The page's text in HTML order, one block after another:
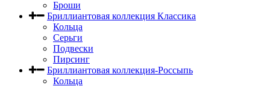
Броши
Бриллиантовая коллекция Классика
Кольца
Серьги
Подвески
Пирсинг
Бриллиантовая коллекция-Россыпь
Кольца